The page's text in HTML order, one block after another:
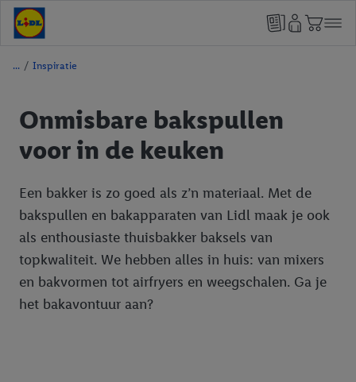
/ Inspiratie
Onmisbare bakspullen
voor in de keuken
Een bakker is zo goed als z’n materiaal. Met de
bakspullen en bakapparaten van Lidl maak je ook
als enthousiaste thuisbakker baksels van
topkwaliteit. We hebben alles in huis: van mixers
en bakvormen tot airfryers en weegschalen. Ga je
het bakavontuur aan?